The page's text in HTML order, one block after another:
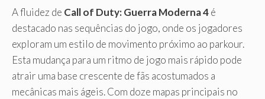
A fluidez de Call of Duty: Guerra Moderna 4é
destacado nas sequências do jogo, onde os jogadores
exploram um estilo de movimento próximo ao parkour.
Esta mudança para um ritmo de jogo mais rápido pode
atrair uma base crescente de fãs acostumados a
mecânicas mais ágeis. Com doze mapas principais no